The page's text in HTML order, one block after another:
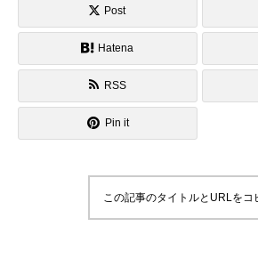
Post
Hatena
RSS
Pin it
この記事のタイトルとURLをコ